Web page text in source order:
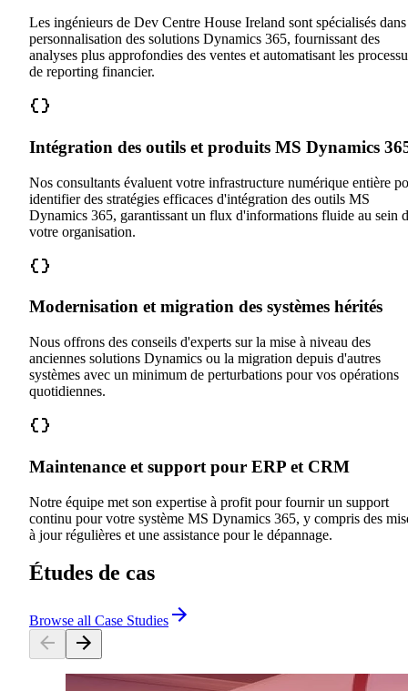
Les ingénieurs de Dev Centre House Ireland sont spécialisés
personnalisation des solutions Dynamics 365, fournissant des
analyses plus approfondies des ventes et automatisant les
de reporting financier.
Intégration des outils et produits MS Dynamics
Nos consultants évaluent votre infrastructure numérique entière
identifier des stratégies efficaces d'intégration des outils MS
Dynamics 365, garantissant un flux d'informations fluide au sein
votre organisation.
Modernisation et migration des systèmes hérités
Nous offrons des conseils d'experts sur la mise à niveau des
anciennes solutions Dynamics ou la migration depuis d'autres
systèmes avec un minimum de perturbations pour vos opérations
quotidiennes.
Maintenance et support pour ERP et CRM
Notre équipe met son expertise à profit pour fournir un support
continu pour votre système MS Dynamics 365, y compris des
à jour régulières et une assistance pour le dépannage.
Études de cas
Browse all Case Studies